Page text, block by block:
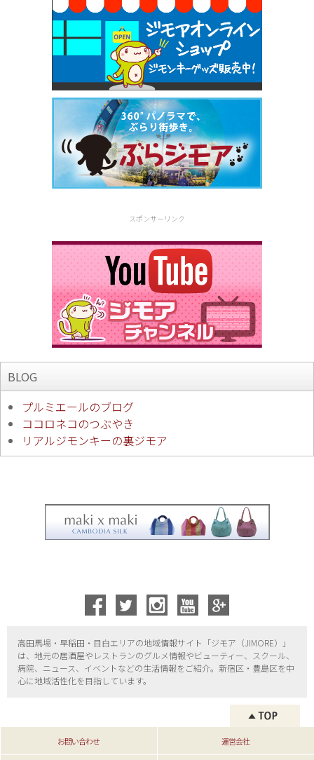
スポンサーリンク
BLOG
プルミエールのブログ
ココロネコのつぶやき
リアルジモンキーの裏ジモア
高田馬場・早稲田・目白エリアの地域情報サイト「ジモア（JIMORE）」
は、地元の居酒屋やレストランのグルメ情報やビューティー、
スクール、
病院、ニュース、イベントなどの生活情報をご紹介。新宿区・ 豊島区を中
心に地域活性化を目指しています。
お問い合わせ 運営会社